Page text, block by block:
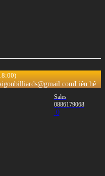
Liên hệ
Sales
0886179068
0